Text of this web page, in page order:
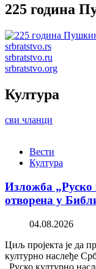
225 година
srbratstvo.rs
srbratstvo.ru
srbratstvo.org
Култура
сви чланци
Вести
Култура
Изложба „Руско
отворена у
04.08.2026
Циљ пројекта је да
културно наслеђе
„Руско културно